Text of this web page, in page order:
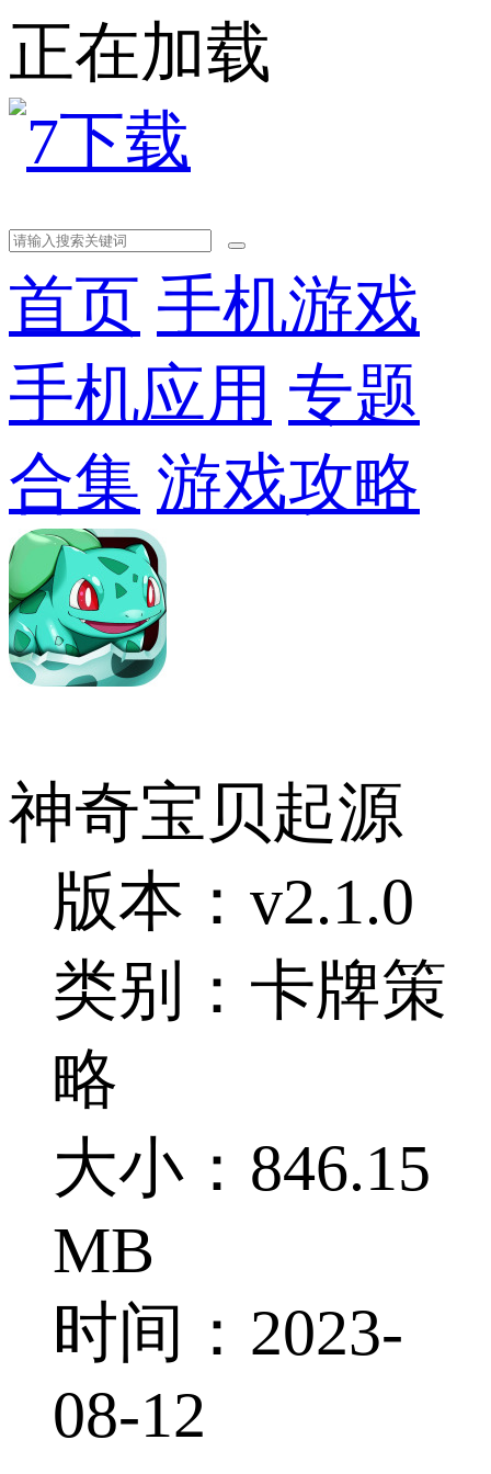
正在加载
首页 手机游戏
手机应用 专题
合集 游戏攻略
神奇宝贝起源
版本：v2.1.0
类别：卡牌策
略
大小：846.15
MB
时间：2023-
08-12